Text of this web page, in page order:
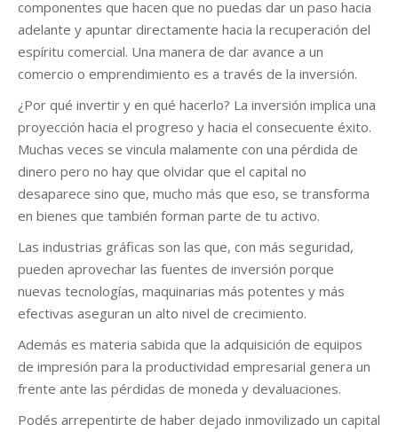
componentes que hacen que no puedas dar un paso hacia
adelante y apuntar directamente hacia la recuperación del
espíritu comercial. Una manera de dar avance a un
comercio o emprendimiento es a través de la inversión.
¿Por qué invertir y en qué hacerlo? La inversión implica una
proyección hacia el progreso y hacia el consecuente éxito.
Muchas veces se vincula malamente con una pérdida de
dinero pero no hay que olvidar que el capital no
desaparece sino que, mucho más que eso, se transforma
en bienes que también forman parte de tu activo.
Las industrias gráficas son las que, con más seguridad,
pueden aprovechar las fuentes de inversión porque
nuevas tecnologías, maquinarias más potentes y más
efectivas aseguran un alto nivel de crecimiento.
Además es materia sabida que la adquisición de equipos
de impresión para la productividad empresarial genera un
frente ante las pérdidas de moneda y devaluaciones.
Podés arrepentirte de haber dejado inmovilizado un capital